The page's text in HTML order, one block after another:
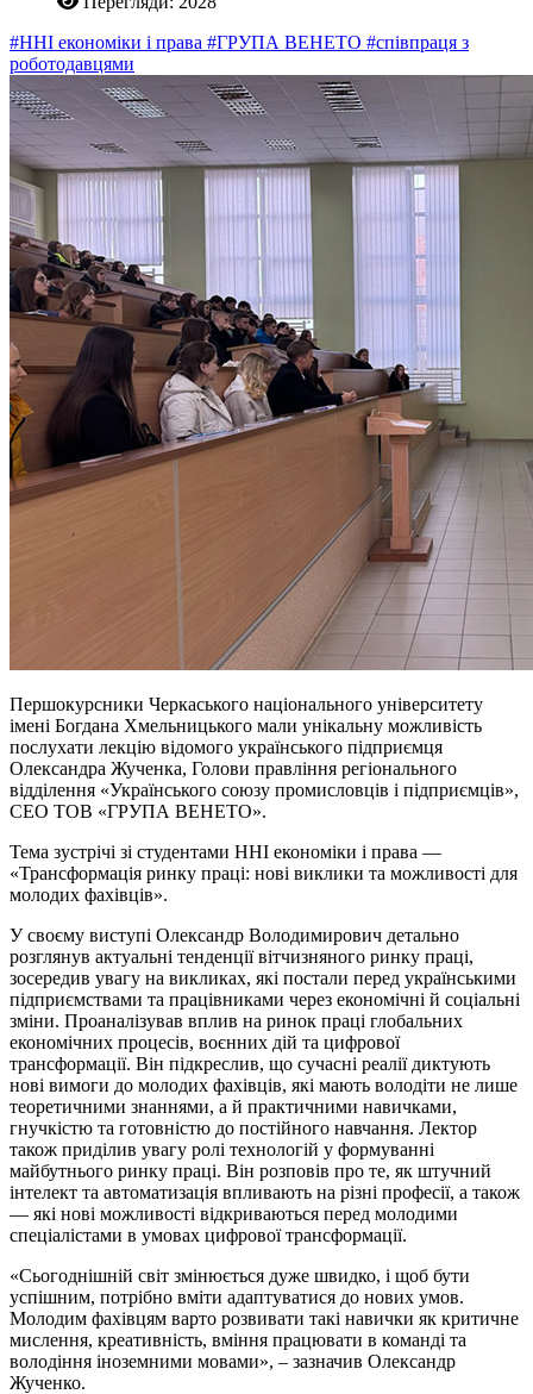
#ННІ економіки і права #ГРУПА ВЕНЕТО #співпраця з
роботодавцями
Першокурсники Черкаського національного університету
імені Богдана Хмельницького мали унікальну можливість
послухати лекцію відомого українського підприємця
Олександра Жученка, Голови правління регіонального
відділення «Українського союзу промисловців і підприємців»,
СЕО ТОВ «ГРУПА ВЕНЕТО».
Тема зустрічі зі студентами ННІ економіки і права —
«Трансформація ринку праці: нові виклики та можливості для
молодих фахівців».
У своєму виступі Олександр Володимирович детально
розглянув актуальні тенденції вітчизняного ринку праці,
зосередив увагу на викликах, які постали перед українськими
підприємствами та працівниками через економічні й соціальні
зміни. Проаналізував вплив на ринок праці глобальних
економічних процесів, воєнних дій та цифрової
трансформації. Він підкреслив, що сучасні реалії диктують
нові вимоги до молодих фахівців, які мають володіти не лише
теоретичними знаннями, а й практичними навичками,
гнучкістю та готовністю до постійного навчання. Лектор
також приділив увагу ролі технологій у формуванні
майбутнього ринку праці. Він розповів про те, як штучний
інтелект та автоматизація впливають на різні професії, а також
— які нові можливості відкриваються перед молодими
спеціалістами в умовах цифрової трансформації.
«Сьогоднішній світ змінюється дуже швидко, і щоб бути
успішним, потрібно вміти адаптуватися до нових умов.
Молодим фахівцям варто розвивати такі навички як критичне
мислення, креативність, вміння працювати в команді та
володіння іноземними мовами», – зазначив Олександр
Жученко.